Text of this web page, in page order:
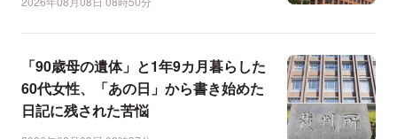
「90歳母の遺体」と1年9カ月暮らした
60代女性、「あの日」から書き始めた
日記に残された苦悩